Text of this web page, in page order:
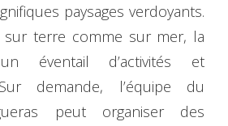
paysages verdoyants.
sur terre comme sur mer, la
éventail d’activités et
Sur demande, l’équipe du
peut organiser des